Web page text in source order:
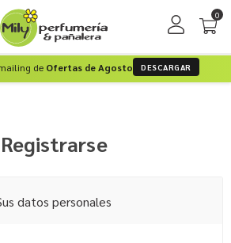
0
de Ofertas de Agosto DESCARGAR
Registrarse
datos personales